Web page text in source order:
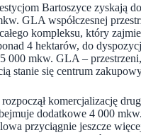
Bartoszyce zyskają
GLA współczesnej
kompleksu, który
4 hektarów, do
000 mkw. GLA – przestrzeni,
stanie się centrum
komercjalizację
dodatkowe 4 000
przyciągnie jeszcze